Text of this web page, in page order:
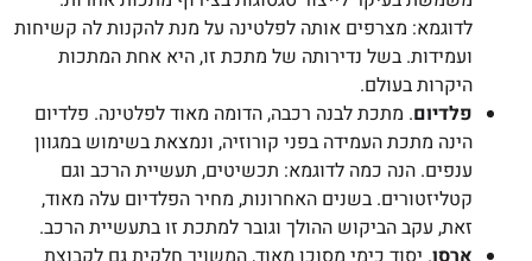
לדוגמא: מצרפים אותה לפלטינה על מנת להקנות לה קשיחות
ועמידות. בשל נדירותה של מתכת זו, היא אחת המתכות
היקרות בעולם.
פלדיום. מתכת לבנה רכבה, הדומה מאוד לפלטינה. פלדיום
הינה מתכת העמידה בפני קורוזיה, ונמצאת בשימוש במגוון
ענפים. הנה כמה לדוגמא: תכשיטים, תעשיית הרכב וגם
קטליזטורים. בשנים האחרונות, מחיר הפלדיום עלה מאוד,
זאת, עקב הביקוש ההולך וגובר למתכת זו בתעשיית הרכב.